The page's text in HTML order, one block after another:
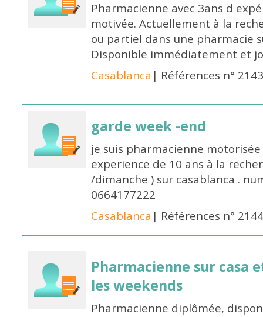
Pharmacienne avec 3ans d
motivée. Actuellement à la
ou partiel dans une pharmacie
Disponible immédiatement et
Casablanca | Références n°
garde week -end
je suis pharmacienne
experience de 10 ans à la
/dimanche ) sur casablanca .
0664177222
Casablanca | Références n°
Pharmacienne sur casa
les weekends
Pharmacienne diplômée,